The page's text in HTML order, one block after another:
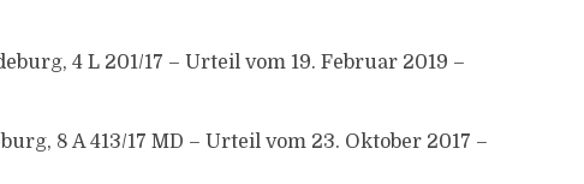
4 L 201/17 – Urteil vom 19. Februar 2019 –
8 A 413/17 MD – Urteil vom 23. Oktober 2017 –